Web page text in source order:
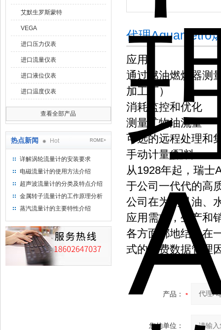
艾默生罗斯蒙特
VEGA
进口压力仪表
进口流量仪表
进口液位仪表
进口温度仪表
查看全部产品
热点新闻 Hot ROME+
详解涡轮流量计的安装要求
电磁流量计的使用方法介绍
超声波流量计的分类及特点介绍
金属转子流量计的工作原理分析
蒸汽流量计的主要特性介绍
代理Aquametro
应用
通过燃油燃烧器测
加工厂）
消耗监控和优化
测量矿物油流量
可选的远程处理和
手动计量/配料
从1928年起，瑞士
于公司一代代的高
公司在为满足油、
应用需求，生产和
各方面都地结合在
式的消费数据管理
产品：
您的单位：